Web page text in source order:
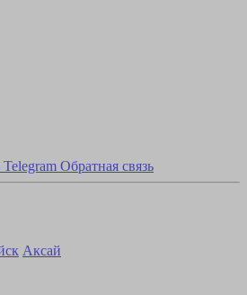
Telegram Обратная связь
Аксай